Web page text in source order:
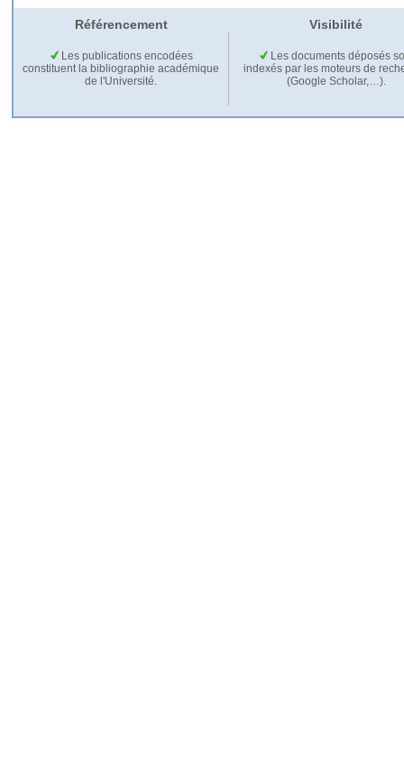
Référencement Visibilité
Les publications encodées
constituent la bibliographie académique
de l'Université.
Les documents déposés
indexés par les moteurs de
(Google Scholar,…).